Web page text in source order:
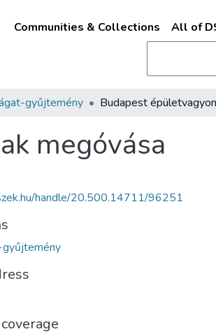
Communities & Collections All of
gyűjtemény
megóvása
handle/20.500.14711/96251